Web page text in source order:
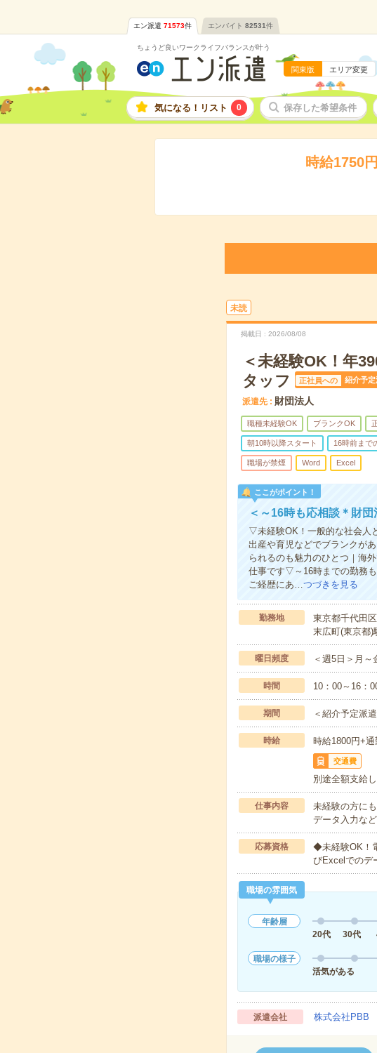
エン派遣 71573件 エンバイト 82531件
ちょうど良いワークライフバランスが叶う
関東版 エリア変更
気になる！リスト 0 保存した希望条件
時給1750
未読
掲載日 2026/08/08
＜未経験OK！年
タッフ
正社員への 紹介予定
派遣先 財団法人
職種未経験OK ブランクOK
朝10時以降スタート 16時前まで
職場が禁煙 Word Excel
ここがポイント！
＜～16時も応相談＊財
▽未経験OK！一般的な社会人
出産や育児などでブランクが
られるのも魅力のひとつ｜海
仕事です▽～16時までの勤務
ご経歴にあ…つづきを見る
勤務地
東京都千代田区
末広町(東京都)
曜日頻度 ＜週5日＞月～
時間 10：00～16：
期間 ＜紹介予定派
時給 時給1800円+
交通費
別途全額支給
仕事内容
未経験の方に
データ入力な
応募資格
◆未経験OK！
びExcelでのデ
職場の雰囲気
年齢層
20代
30代
職場の様子
活気がある
派遣会社 株式会社PBB